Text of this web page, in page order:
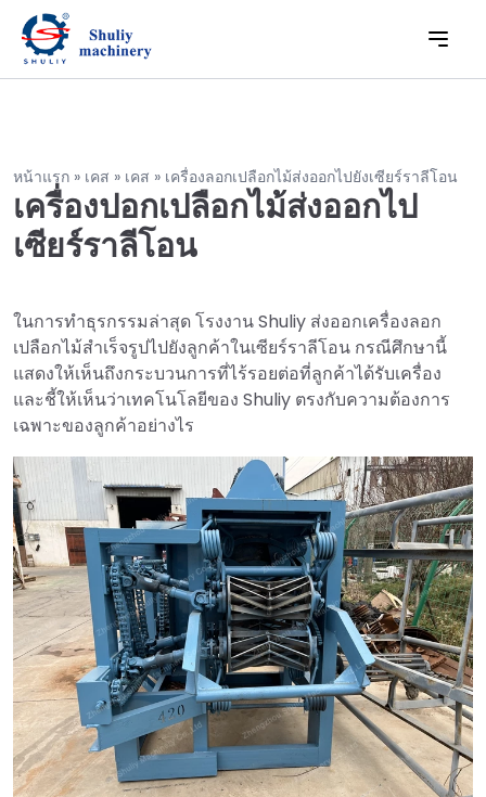
หน้าแรก » เคส » เคส » เครื่องลอกเปลือกไม้ส่งออกไปยังเซียร์ราลีโอน
เครื่องปอกเปลือกไม้ส่งออกไป
เซียร์ราลีโอน
ในการทำธุรกรรมล่าสุด โรงงาน Shuliy ส่งออกเครื่องลอก
เปลือกไม้สำเร็จรูปไปยังลูกค้าในเซียร์ราลีโอน กรณีศึกษานี้
แสดงให้เห็นถึงกระบวนการที่ไร้รอยต่อที่ลูกค้าได้รับเครื่อง
และชี้ให้เห็นว่าเทคโนโลยีของ Shuliy ตรงกับความต้องการ
เฉพาะของลูกค้าอย่างไร